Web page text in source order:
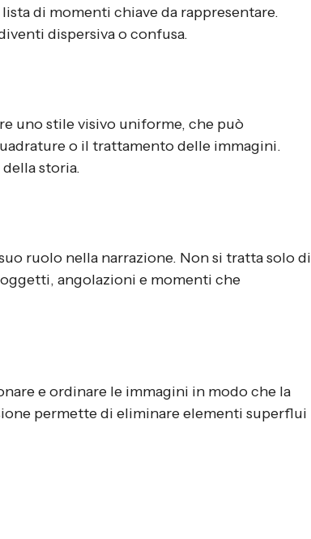
di momenti chiave da rappresentare.
dispersiva o confusa.
uno stile visivo uniforme, che può
o il trattamento delle immagini.
storia.
ruolo nella narrazione. Non si tratta solo di
angolazioni e momenti che
e ordinare le immagini in modo che la
permette di eliminare elementi superflui